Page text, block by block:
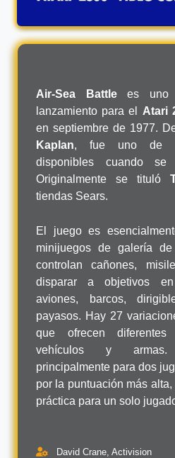
Air-Sea Battlees uno
lanzamiento para el Atari
en septiembre de 1977.
Kaplan, fue uno de
disponibles cuando
Originalmente se tituló
tiendas Sears.
El juego es
minijuegos de galería
controlan cañones,
disparar a objetivos
aviones, barcos,
payasos. Hay 27
que ofrecen diferentes
vehículos y
principalmente para dos
por la puntuación más
práctica para un solo
David Crane, Activision